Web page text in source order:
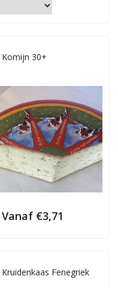
Komijn 30+
Vanaf €3,71
Kruidenkaas Fenegriek